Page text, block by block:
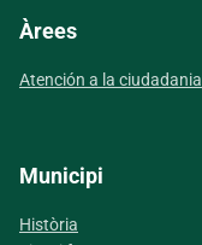
Àrees
Atención a la ciudadania
Municipi
Història